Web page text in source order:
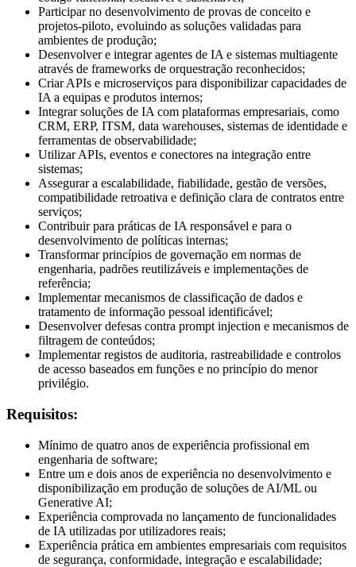
Participar no desenvolvimento de provas de conceito e
projetos-piloto, evoluindo as soluções validadas para
ambientes de produção;
Desenvolver e integrar agentes de IA e sistemas multiagente
através de frameworks de orquestração reconhecidos;
Criar APIs e microserviços para disponibilizar capacidades de
IA a equipas e produtos internos;
Integrar soluções de IA com plataformas empresariais, como
CRM, ERP, ITSM, data warehouses, sistemas de identidade e
ferramentas de observabilidade;
Utilizar APIs, eventos e conectores na integração entre
sistemas;
Assegurar a escalabilidade, fiabilidade, gestão de versões,
compatibilidade retroativa e definição clara de contratos entre
serviços;
Contribuir para práticas de IA responsável e para o
desenvolvimento de políticas internas;
Transformar princípios de governação em normas de
engenharia, padrões reutilizáveis e implementações de
referência;
Implementar mecanismos de classificação de dados e
tratamento de informação pessoal identificável;
Desenvolver defesas contra prompt injection e mecanismos de
filtragem de conteúdos;
Implementar registos de auditoria, rastreabilidade e controlos
de acesso baseados em funções e no princípio do menor
privilégio.
Requisitos:
Mínimo de quatro anos de experiência profissional em
engenharia de software;
Entre um e dois anos de experiência no desenvolvimento e
disponibilização em produção de soluções de AI/ML ou
Generative AI;
Experiência comprovada no lançamento de funcionalidades
de IA utilizadas por utilizadores reais;
Experiência prática em ambientes empresariais com requisitos
de segurança, conformidade, integração e escalabilidade;